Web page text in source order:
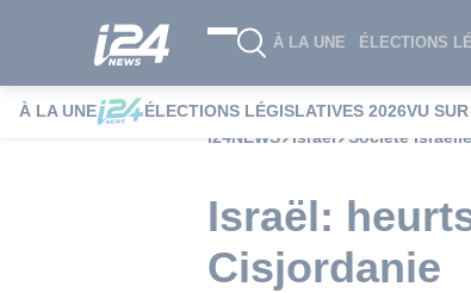
À LA UNE ÉLECTIONS
À LA UNE ÉLECTIONS LÉGISLATIVES 2026VU
i24NEWS
Israël Société
Israël:
Cisjordanie